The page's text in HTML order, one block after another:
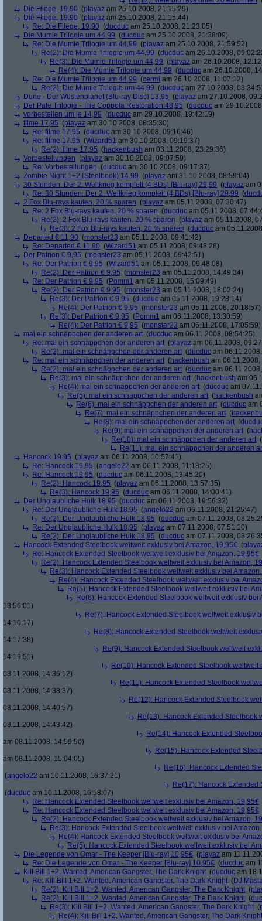
Die Fliege, 19,90 (playaz am 25.10.2008, 21:15:29)
Die Fliege, 19,90 (playaz am 25.10.2008, 21:15:44)
Re: Die Fliege, 19,90 (ducduc am 25.10.2008, 21:23:05)
Die Mumie Trilogie um 44,99 (ducduc am 25.10.2008, 21:38:09)
Re: Die Mumie Trilogie um 44,99 (playaz am 25.10.2008, 21:59:52)
Re(2): Die Mumie Trilogie um 44,99 (ducduc am 26.10.2008,
Re(3): Die Mumie Trilogie um 44,99 (playaz am 26.10.2008,
Re(4): Die Mumie Trilogie um 44,99 (ducduc am 26.10.2008,
Re: Die Mumie Trilogie um 44,99 (cermi am 26.10.2008, 11:07:12)
Re(2): Die Mumie Trilogie um 44,99 (ducduc am 27.10.2008,
Dune - Der Wüstenplanet (Blu-ray Disc) 13,95 (playaz am 27.10.2008,
Der Pate Trilogie - The Coppola Restoration 48,95 (ducduc am
vorbestellen um je 14,99 (ducduc am 29.10.2008, 19:42:19)
filme 17,95 (playaz am 30.10.2008, 08:35:30)
Re: filme 17,95 (ducduc am 30.10.2008, 09:16:46)
Re: filme 17,95 (Wizard51 am 30.10.2008, 09:19:37)
Re(2): filme 17,95 (hackenbush am 03.11.2008, 23:29:36)
Vorbestellungen (playaz am 30.10.2008, 09:07:50)
Re: Vorbestellungen (ducduc am 30.10.2008, 09:17:37)
Zombie Night 1+2 (Steelbook) 14,99 (playaz am 31.10.2008, 08:59:04)
30 Stunden: Der 2. Weltkrieg komplett (4 BDs) [Blu-ray] 29,99 (playaz am
Re: 30 Stunden: Der 2. Weltkrieg komplett (4 BDs) [Blu-ray] 29,99 (
2 Fox Blu-rays kaufen, 20 % sparen (playaz am 05.11.2008, 07:30:47)
Re: 2 Fox Blu-rays kaufen, 20 % sparen (ducduc am 05.11.2008,
Re(2): 2 Fox Blu-rays kaufen, 20 % sparen (playaz am 05.11.2008,
Re(3): 2 Fox Blu-rays kaufen, 20 % sparen (ducduc am
Departed € 11,90 (monster23 am 05.11.2008, 09:41:42)
Re: Departed € 11,90 (Wizard51 am 05.11.2008, 09:48:28)
Der Patrion € 9,95 (monster23 am 05.11.2008, 09:42:51)
Re: Der Patrion € 9,95 (Wizard51 am 05.11.2008, 09:48:08)
Re(2): Der Patrion € 9,95 (monster23 am 05.11.2008, 14:49:34)
Re: Der Patrion € 9,95 (Pomm1 am 05.11.2008, 15:09:49)
Re(2): Der Patrion € 9,95 (monster23 am 05.11.2008, 18:02:24)
Re(3): Der Patrion € 9,95 (ducduc am 05.11.2008, 19:28:14)
Re(4): Der Patrion € 9,95 (monster23 am 05.11.2008, 20:18:57)
Re(3): Der Patrion € 9,95 (Pomm1 am 06.11.2008, 13:30:59)
Re(4): Der Patrion € 9,95 (monster23 am 06.11.2008, 17:05:59)
mal ein schnäppchen der anderen art (ducduc am 06.11.2008, 08:54:25)
Re: mal ein schnäppchen der anderen art (playaz am 06.11.2008,
Re(2): mal ein schnäppchen der anderen art (ducduc am
Re: mal ein schnäppchen der anderen art (hackenbush am
Re(2): mal ein schnäppchen der anderen art (ducduc am
Re(3): mal ein schnäppchen der anderen art (hackenbush am
Re(4): mal ein schnäppchen der anderen art (ducduc am
Re(5): mal ein schnäppchen der anderen art (hackenbush
Re(6): mal ein schnäppchen der anderen art (ducduc am
Re(7): mal ein schnäppchen der anderen art (
Re(8): mal ein schnäppchen der anderen art (
Re(9): mal ein schnäppchen der anderen art (
Re(10): mal ein schnäppchen der anderen art (
Re(11): mal ein schnäppchen der anderen
Hancock 19,95 (playaz am 06.11.2008, 10:57:41)
Re: Hancock 19,95 (angelo22 am 06.11.2008, 11:18:25)
Re: Hancock 19,95 (ducduc am 06.11.2008, 13:45:20)
Re(2): Hancock 19,95 (playaz am 06.11.2008, 13:57:35)
Re(3): Hancock 19,95 (ducduc am 06.11.2008, 14:00:41)
Der Unglaubliche Hulk 18,95 (ducduc am 06.11.2008, 19:56:32)
Re: Der Unglaubliche Hulk 18,95 (angelo22 am 06.11.2008, 21:25:47)
Re(2): Der Unglaubliche Hulk 18,95 (ducduc am 07.11.2008,
Re: Der Unglaubliche Hulk 18,95 (playaz am 07.11.2008, 07:51:10)
Re(2): Der Unglaubliche Hulk 18,95 (ducduc am 07.11.2008,
Hancock Extended Steelbook weltweit exklusiv bei Amazon, 19,95€ (
Re: Hancock Extended Steelbook weltweit exklusiv bei Amazon, 19,95€
Re(2): Hancock Extended Steelbook weltweit exklusiv bei Amazon,
Re(3): Hancock Extended Steelbook weltweit exklusiv bei
Re(4): Hancock Extended Steelbook weltweit exklusiv bei
Re(5): Hancock Extended Steelbook weltweit exklusiv bei
Re(6): Hancock Extended Steelbook weltweit exklusiv bei
13:56:01)
Re(7): Hancock Extended Steelbook weltweit exklusiv
14:10:17)
Re(8): Hancock Extended Steelbook weltweit
14:17:38)
Re(9): Hancock Extended Steelbook weltweit
14:19:51)
Re(10): Hancock Extended Steelbook weltweit
08.11.2008, 14:36:12)
Re(11): Hancock Extended Steelbook
08.11.2008, 14:38:37)
Re(12): Hancock Extended Steelbook
08.11.2008, 14:40:57)
Re(13): Hancock Extended Steelbook
08.11.2008, 14:43:42)
Re(14): Hancock Extended
am 08.11.2008, 14:59:50)
Re(15): Hancock Extended
am 08.11.2008, 15:04:05)
Re(16): Hancock Extended
(angelo22 am 10.11.2008, 16:37:21)
Re(17): Hancock
(ducduc am 10.11.2008, 16:58:07)
Re: Hancock Extended Steelbook weltweit exklusiv bei Amazon, 19,95€
Re: Hancock Extended Steelbook weltweit exklusiv bei Amazon, 19,95€
Re(2): Hancock Extended Steelbook weltweit exklusiv bei Amazon,
Re(3): Hancock Extended Steelbook weltweit exklusiv bei
Re(4): Hancock Extended Steelbook weltweit exklusiv bei
Re(5): Hancock Extended Steelbook weltweit exklusiv bei
Die Legende von Omar - The Keeper [Blu-ray] 10,95€ (playaz am
Re: Die Legende von Omar - The Keeper [Blu-ray] 10,95€ (ducduc am
Kill Bill 1+2, Wanted, American Gangster, The Dark Knight (ducduc am
Re: Kill Bill 1+2, Wanted, American Gangster, The Dark Knight (DJ
Re(2): Kill Bill 1+2, Wanted, American Gangster, The Dark Knight (
Re(2): Kill Bill 1+2, Wanted, American Gangster, The Dark Knight (
Re(3): Kill Bill 1+2, Wanted, American Gangster, The Dark Knight (
Re(4): Kill Bill 1+2, Wanted, American Gangster, The Dark Knight